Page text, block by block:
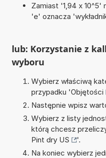
Zamiast '1,94 x 10^5'
'e' oznacza
lub: Korzystanie z
wyboru
Wybierz właściwą
przypadku 'Objętości
Następnie wpisz
Wybierz z listy
którą chcesz
Pint dry US
'.
Na koniec wybierz